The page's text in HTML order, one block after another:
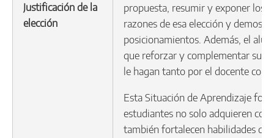
Justificación de la
elección
propuesta, resumir y exponer los
razones de esa elección y
posicionamientos. Además, el
que reforzar y complementar su
le hagan tanto por el docente
Esta Situación de Aprendizaje
estudiantes no solo adquieren
también fortalecen habilidades